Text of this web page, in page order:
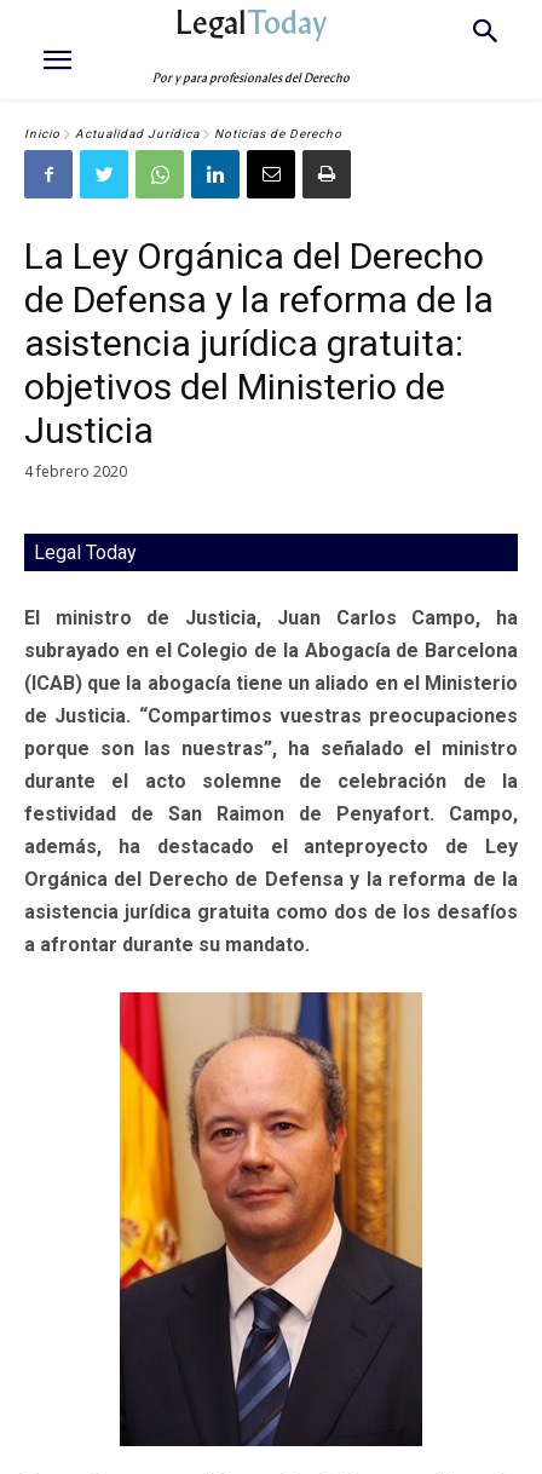
LegalToday
Por y para profesionales del Derecho
Inicio Actualidad Jurídica Noticias de Derecho
La Ley Orgánica del Derecho
de Defensa y la reforma de la
asistencia jurídica gratuita:
objetivos del Ministerio de
Justicia
4 febrero 2020
Legal Today
El ministro de Justicia, Juan Carlos Campo, ha
subrayado en el Colegio de la Abogacía de Barcelona
(ICAB) que la abogacía tiene un aliado en el Ministerio
de Justicia. “Compartimos vuestras preocupaciones
porque son las nuestras”, ha señalado el ministro
durante el acto solemne de celebración de la
festividad de San Raimon de Penyafort. Campo,
además, ha destacado el anteproyecto de Ley
Orgánica del Derecho de Defensa y la reforma de la
asistencia jurídica gratuita como dos de los desafíos
a afrontar durante su mandato.